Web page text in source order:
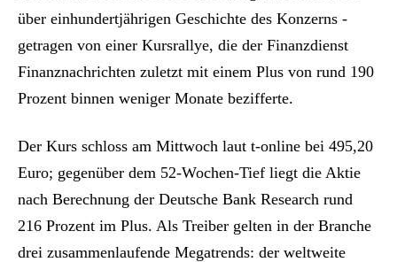
über einhundertjährigen Geschichte des Konzerns -
getragen von einer Kursrallye, die der Finanzdienst
Finanznachrichten zuletzt mit einem Plus von rund 190
Prozent binnen weniger Monate bezifferte.
Der Kurs schloss am Mittwoch laut t-online bei 495,20
Euro; gegenüber dem 52-Wochen-Tief liegt die Aktie
nach Berechnung der Deutsche Bank Research rund
216 Prozent im Plus. Als Treiber gelten in der Branche
drei zusammenlaufende Megatrends: der weltweite